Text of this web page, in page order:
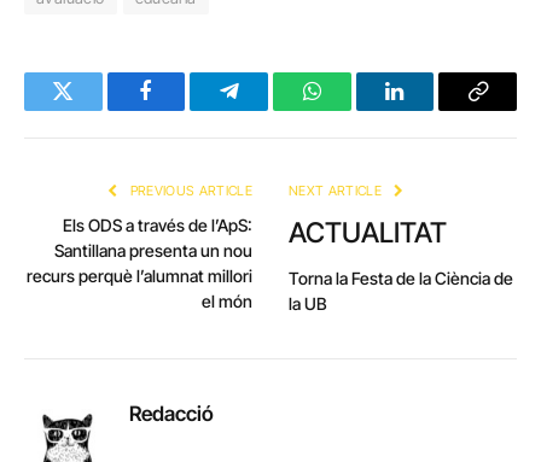
Twitter FacebookTelegramWhatsAppLinkedInCopy
PREVIOUS ARTICLE
Els ODS a través de l’ApS:
Santillana presenta un nou
recurs perquè l’alumnat millori
el món
NEXT ARTICLE
ACTUALITAT
Torna la Festa de la Ciència de
la UB
Redacció